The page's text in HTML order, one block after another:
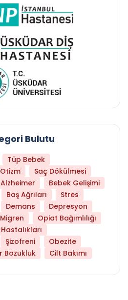
Bulutu
Tüp Bebek
Otizm
Saç Dökülmesi
Alzheimer
Bebek Gelişimi
Baş Ağrıları
Stres
Demans
Depresyon
Migren
Opiat Bağımlılığı
Şizofreni
Obezite
Bozukluk Cilt Bakımı